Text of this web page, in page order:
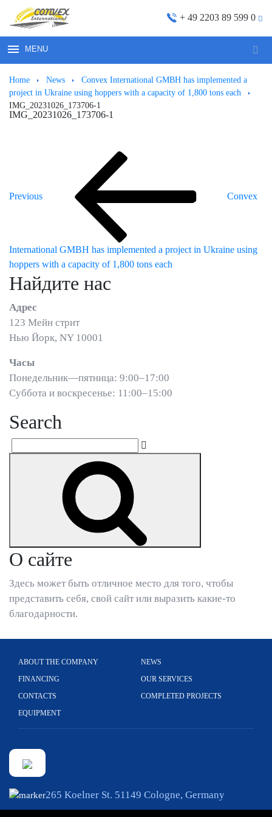
+ 49 2203 89 599 0
MENU
Ноmе News
Convex International GMBH has implemented a
project in Ukraine using hoppers with a capacity of 1,800 tons each
IMG_20231026_173706-1
IMG_20231026_173706-1
navigation
Previous Convex
International GMBH has implemented a project in Ukraine using
hoppers with a capacity of 1,800 tons each
Найдите нас
Адрес
123 Мейн стрит
Нью Йорк, NY 10001
Часы
Понедельник—пятница: 9:00–17:00
Суббота и воскресенье: 11:00–15:00
Search
Search
О сайте
Здесь может быть отличное место для того, чтобы
представить себя, свой сайт или выразить какие-то
благодарности.
ABOUT THE COMPANY
FINANCING
CONTACTS
EQUIPMENT
NEWS
OUR SERVICES
COMPLETED PROJECTS
265 Koelner St. 51149 Cologne, Germany